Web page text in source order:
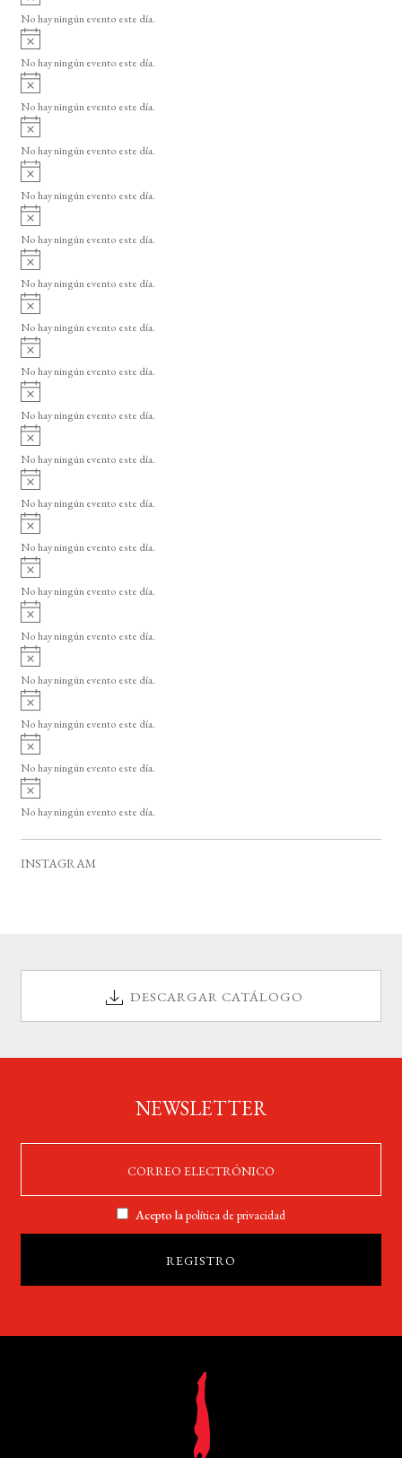
o
v
i
o
No hay ningún evento este día.
A
v
i
o
No hay ningún evento este día.
A
v
i
o
No hay ningún evento este día.
A
v
i
o
No hay ningún evento este día.
A
v
i
o
No hay ningún evento este día.
A
v
i
o
No hay ningún evento este día.
A
v
i
o
No hay ningún evento este día.
A
v
i
o
No hay ningún evento este día.
A
v
i
o
No hay ningún evento este día.
A
v
i
o
No hay ningún evento este día.
A
v
i
o
No hay ningún evento este día.
A
v
i
o
No hay ningún evento este día.
A
v
i
o
No hay ningún evento este día.
A
v
i
o
No hay ningún evento este día.
A
v
i
o
No hay ningún evento este día.
A
v
i
o
No hay ningún evento este día.
A
v
i
o
No hay ningún evento este día.
A
v
i
o
No hay ningún evento este día.
A
v
i
No hay ningún evento este día.
INSTAGRAM
DESCARGAR CATÁLOGO
NEWSLETTER
Acepto lapolítica de privacidad